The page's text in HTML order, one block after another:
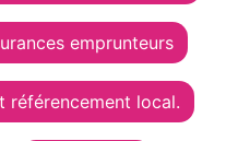
emprunteurs
référencement local.